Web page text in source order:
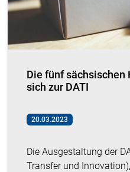
Die fünf sächsischen
sich zur DATI
20.03.2023
Die Ausgestaltung der
Transfer und